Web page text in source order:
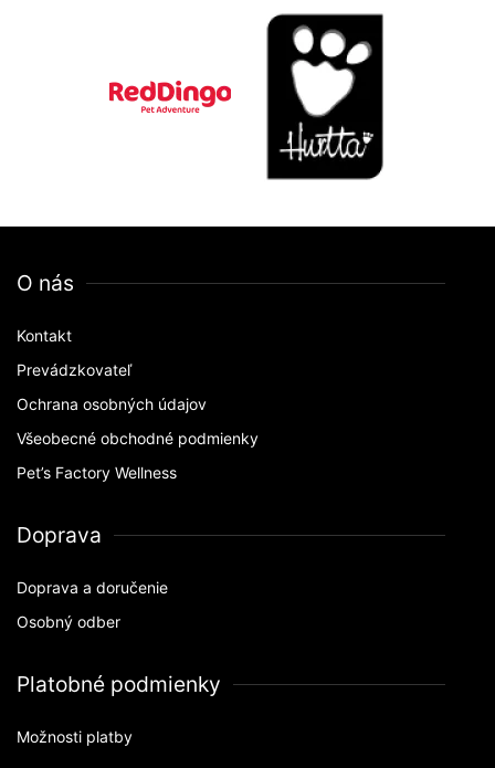
O nás
Kontakt
Prevádzkovateľ
Ochrana osobných údajov
Všeobecné obchodné podmienky
Pet’s Factory Wellness
Doprava
Doprava a doručenie
Osobný odber
Platobné podmienky
Možnosti platby